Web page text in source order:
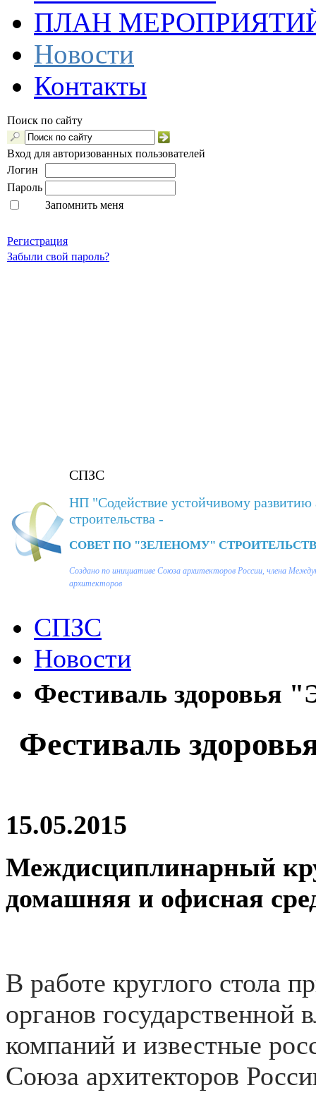
ПЛАН
Новости
Контакты
Поиск по сайту
Вход для авторизованных пользователей
Логин
Пароль
Запомнить меня
Регистрация
Забыли свой пароль?
СПЗС
НП "Содействие устойчивому развитию
строительства -
СОВЕТ ПО "ЗЕЛЕНОМУ"
Создано по инициативе Союза архитекторов России, члена
архитекторов
СПЗС
Новости
Фестиваль здоровья
Фестиваль
15.05.2015
Междисциплинарный
домашняя и офисная
В работе круглого стола
органов государственной
компаний и известные
Союза архитекторов